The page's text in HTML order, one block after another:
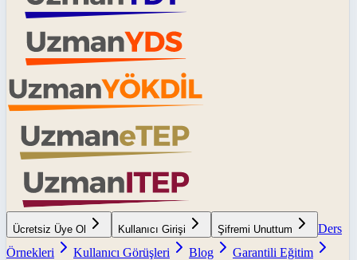
Ücretsiz Üye Ol Kullanıcı Girişi Şifremi Unuttum
Ders
Örnekleri
Kullanıcı Görüşleri Blog
Garantili Eğitim